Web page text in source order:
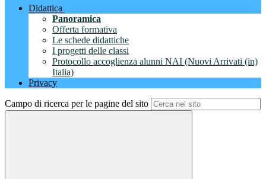
Didattica
Panoramica
Offerta formativa
Le schede didattiche
I progetti delle classi
Protocollo accoglienza alunni NAI (Nuovi Arrivati (in)
Italia)
Privacy
Campo di ricerca per le pagine del sito